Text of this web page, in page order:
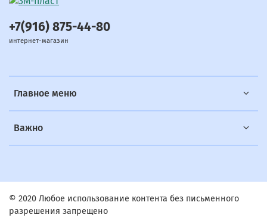
Главное меню
Важно
+7(916) 875-44-80
интернет-магазин
© 2020 Любое использование контента без письменного
разрешения запрещено